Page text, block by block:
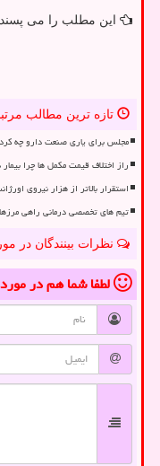
این مطلب را می
تازه ترین مطالب
مجلس برای یاری صنعت دارو چه
راز اختلاف قیمت مکمل ها چرا
استقرار بالاتر از هزار نیروی
تیم های تخصصی درمانی راهی
نظرات بینندگان در
لطفا شما همدر